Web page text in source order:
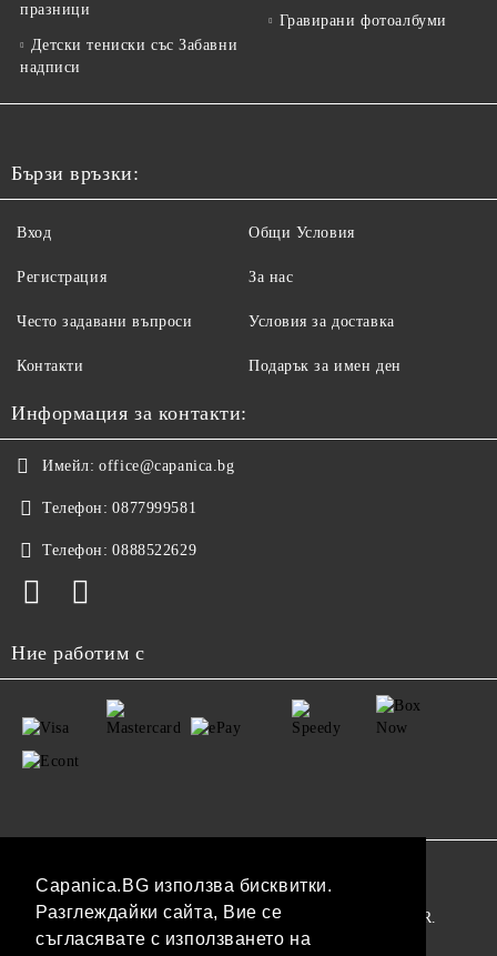
Capanica.BG използва бисквитки.
Разглеждайки сайта, Вие се
съгласявате с използването на
празници
Детски тениски със Забавни
надписи
Гравирани фотоалбуми
Бързи връзки:
Вход
Регистрация
Често задавани въпроси
Контакти
Общи Условия
За нас
Условия за доставка
Подарък за имен ден
Информация за контакти:
Имейл: office@capanica.bg
Телефон: 0877999581
Телефон: 0888522629
Ние работим с
Нашият онлайн магазин е 100% съобразен с GDPR.